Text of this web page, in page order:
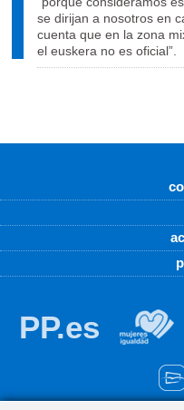
se dirijan a nosotros en
cuenta que en la zona
el euskera no es oficial”.
PP.es